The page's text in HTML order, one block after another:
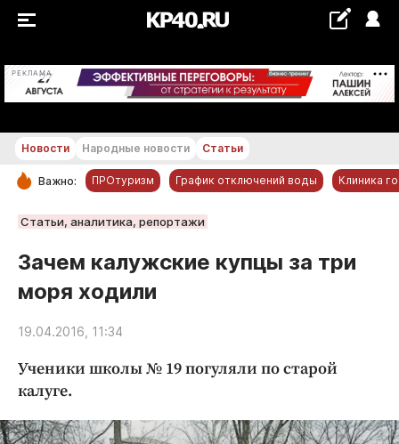
РЕКЛАМА +24...+25 °С
РУБРИКИ
Новости компаний
Статьи
Народные новости
Благоустройство
Культура
Новости Народные новости Статьи
Важно: ПРОтуризм График отключений воды Клиника
Статьи, аналитика, репортажи
Зачем калужские купцы за три
моря ходили
19.04.2016, 11:34
Ученики школы № 19 погуляли по старой
калуге.